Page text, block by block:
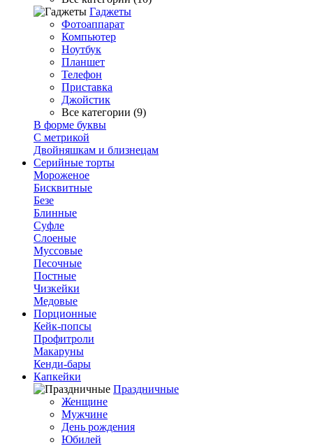
Гаджеты
Фотоаппарат
Компьютер
Ноутбук
Планшет
Телефон
Приставка
Джойстик
Все категории (9)
В форме буквы
С метрикой
Двойняшкам и близнецам
Серийные торты
Мороженое
Бисквитные
Безе
Блинные
Суфле
Слоеные
Муссовые
Песочные
Постные
Чизкейки
Медовые
Порционные
Кейк-попсы
Профитроли
Макаруны
Кенди-бары
Капкейки
Праздничные
Женщине
Мужчине
День рождения
Юбилей